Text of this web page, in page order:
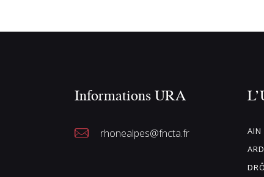
Informations URA
rhonealpes@fncta.fr
AIN